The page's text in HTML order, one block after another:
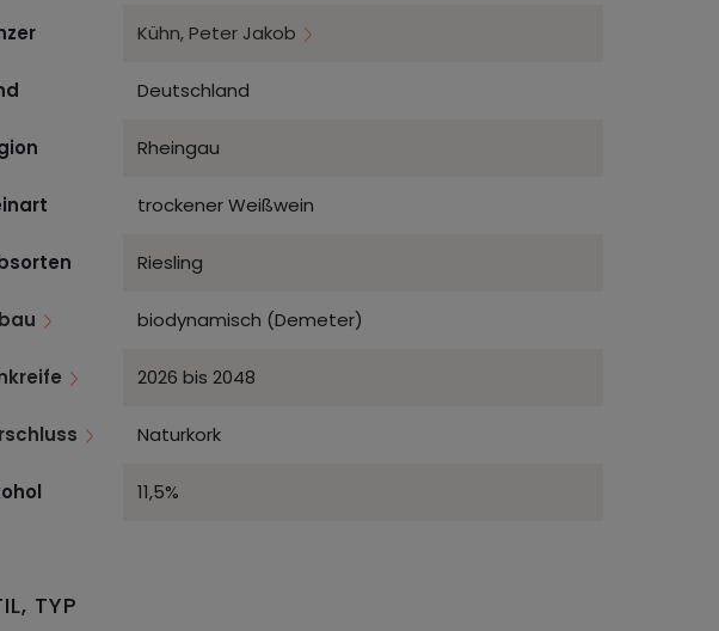
Kühn, Peter Jakob
Deutschland
Rheingau
trockener Weißwein
Riesling
biodynamisch (Demeter)
2026 bis 2048
Naturkork
11,5%
TYP